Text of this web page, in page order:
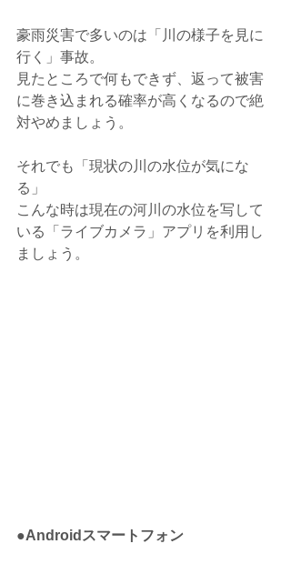
豪雨災害で多いのは「川の様子を見に
行く」事故。
見たところで何もできず、返って被害
に巻き込まれる確率が高くなるので絶
対やめましょう。
それでも「現状の川の水位が気にな
る」
こんな時は現在の河川の水位を写して
いる「ライブカメラ」アプリを利用し
ましょう。
●Androidスマートフォン